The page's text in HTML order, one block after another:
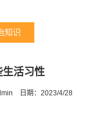
知识
生活习性
日期：2023/4/28